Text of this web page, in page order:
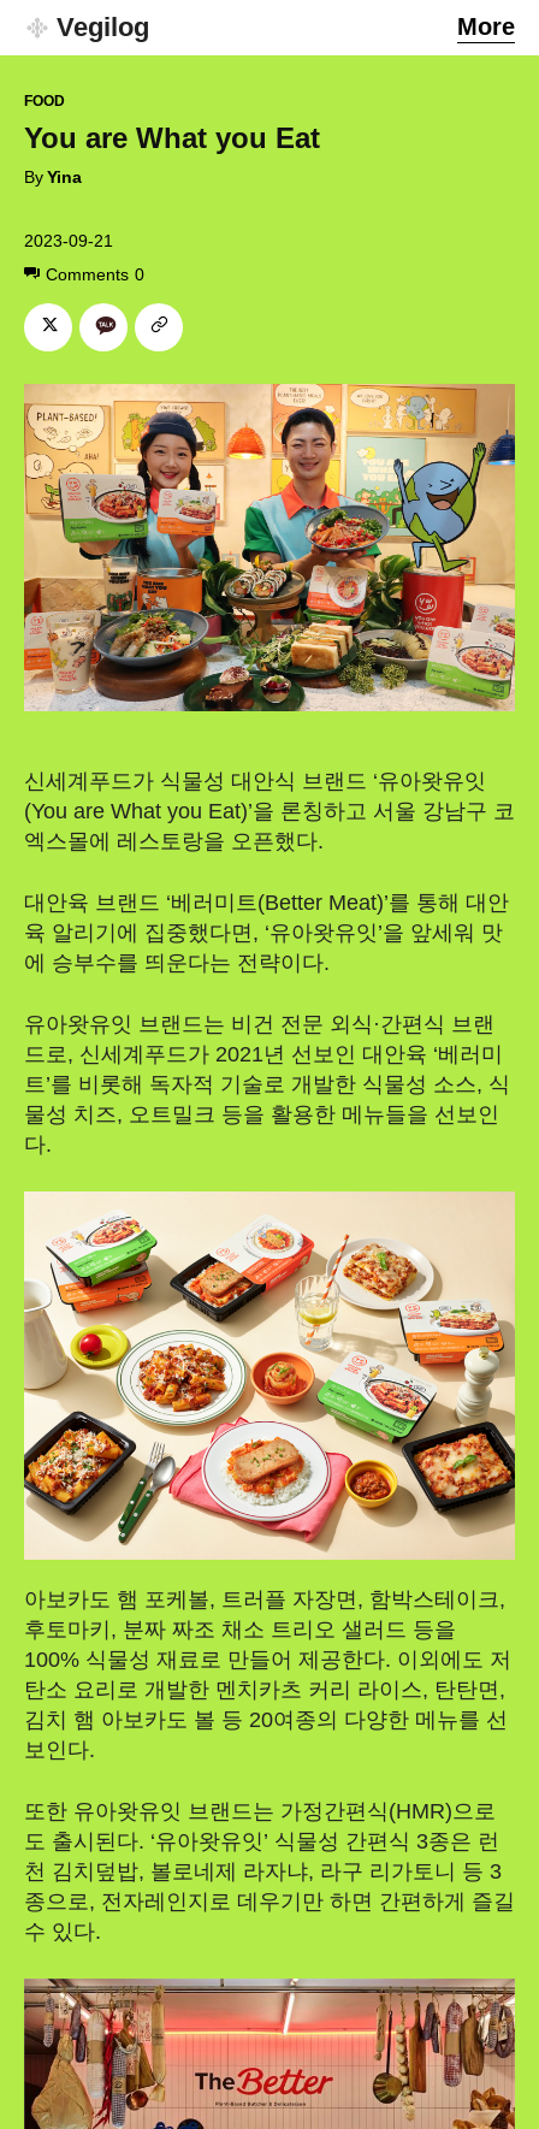
Vegilog More
2023-09-21
Comments 0
FOOD
You are What you Eat
ByYina
신세계푸드가 식물성 대안식 브랜드 ‘유아왓유잇
(You are What you Eat)’을 론칭하고 서울 강남구 코
엑스몰에 레스토랑을 오픈했다.
대안육 브랜드 ‘베러미트(Better Meat)’를 통해 대안
육 알리기에 집중했다면, ‘유아왓유잇’을 앞세워 맛
에 승부수를 띄운다는 전략이다.
유아왓유잇 브랜드는 비건 전문 외식·간편식 브랜
드로, 신세계푸드가 2021년 선보인 대안육 ‘베러미
트’를 비롯해 독자적 기술로 개발한 식물성 소스, 식
물성 치즈, 오트밀크 등을 활용한 메뉴들을 선보인
다.
아보카도 햄 포케볼, 트러플 자장면, 함박스테이크,
후토마키, 분짜 짜조 채소 트리오 샐러드 등을
100% 식물성 재료로 만들어 제공한다. 이외에도 저
탄소 요리로 개발한 멘치카츠 커리 라이스, 탄탄면,
김치 햄 아보카도 볼 등 20여종의 다양한 메뉴를 선
보인다.
또한 유아왓유잇 브랜드는 가정간편식(HMR)으로
도 출시된다. ‘유아왓유잇’ 식물성 간편식 3종은 런
천 김치덮밥, 볼로네제 라자냐, 라구 리가토니 등 3
종으로, 전자레인지로 데우기만 하면 간편하게 즐길
수 있다.